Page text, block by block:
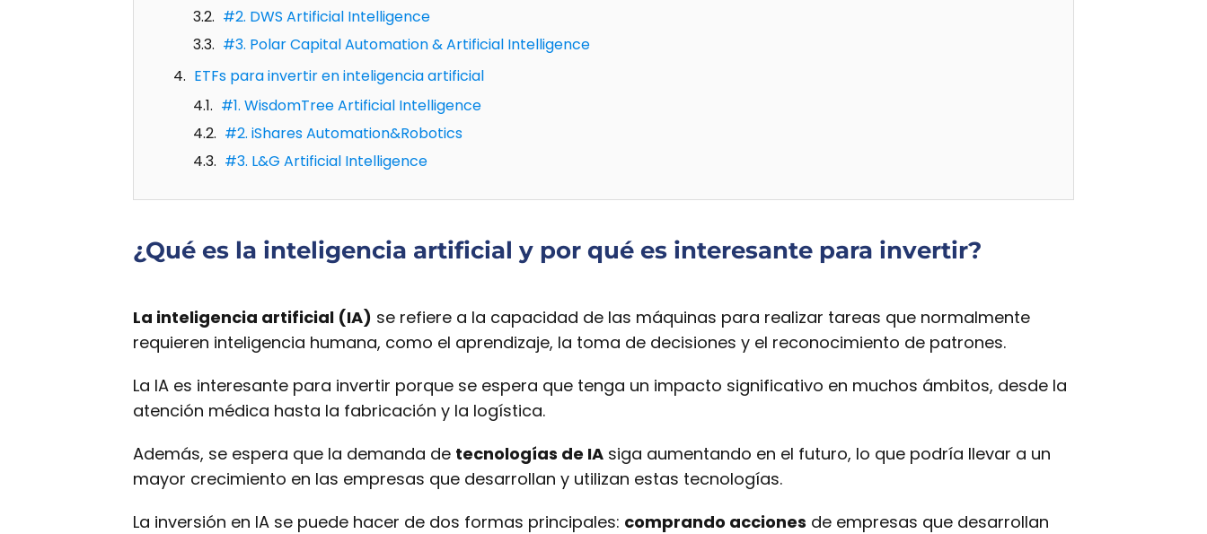
#2. DWS Artificial Intelligence
#3. Polar Capital Automation & Artificial Intelligence
ETFs para invertir en inteligencia artificial
#1. WisdomTree Artificial Intelligence
#2. iShares Automation&Robotics
#3. L&G Artificial Intelligence
¿Qué es la inteligencia artificial y por qué es interesante para invertir?
La inteligencia artificial (IA) se refiere a la capacidad de las máquinas para realizar tareas que normalmente
requieren inteligencia humana, como el aprendizaje, la toma de decisiones y el reconocimiento de patrones.
La IA es interesante para invertir porque se espera que tenga un impacto significativo en muchos ámbitos, desde la
atención médica hasta la fabricación y la logística.
Además, se espera que la demanda de tecnologías de IA siga aumentando en el futuro, lo que podría llevar a un
mayor crecimiento en las empresas que desarrollan y utilizan estas tecnologías.
La inversión en IA se puede hacer de dos formas principales: comprando acciones de empresas que desarrollan